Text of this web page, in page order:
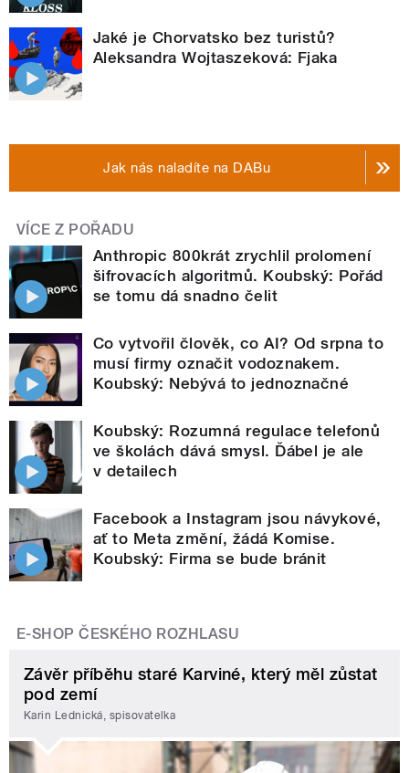
Jaké je Chorvatsko bez turistů?
Aleksandra Wojtaszeková: Fjaka
Jak nás naladíte na DABu
VÍCE Z POŘADU
Anthropic 800krát zrychlil prolomení
šifrovacích algoritmů. Koubský: Pořád
se tomu dá snadno čelit
Co vytvořil člověk, co AI? Od srpna to
musí firmy označit vodoznakem.
Koubský: Nebývá to jednoznačné
Koubský: Rozumná regulace telefonů
ve školách dává smysl. Ďábel je ale
v detailech
Facebook a Instagram jsou návykové,
ať to Meta změní, žádá Komise.
Koubský: Firma se bude bránit
E-SHOP ČESKÉHO ROZHLASU
Závěr příběhu staré Karviné, který měl zůstat
pod zemí
Karin Lednická, spisovatelka